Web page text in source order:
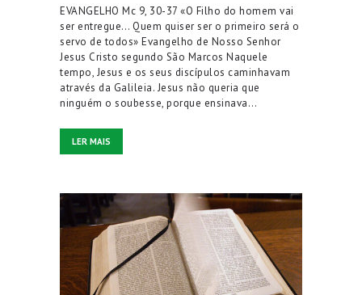
EVANGELHO Mc 9, 30-37 «O Filho do homem vai
ser entregue… Quem quiser ser o primeiro será o
servo de todos» Evangelho de Nosso Senhor
Jesus Cristo segundo São Marcos Naquele
tempo, Jesus e os seus discípulos caminhavam
através da Galileia. Jesus não queria que
ninguém o soubesse, porque ensinava…
LER MAIS